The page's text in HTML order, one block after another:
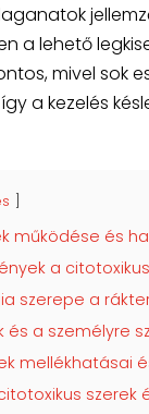
a lehető
mivel sok
a kezelés
működése és
a
szerepe a
a személyre
mellékhatásai
szerek